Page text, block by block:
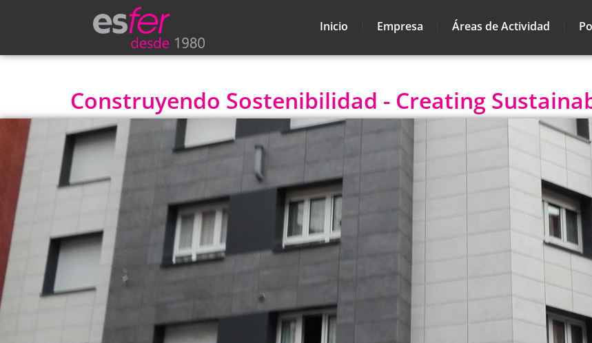
Inicio Empresa Áreas de Actividad
Construyendo Sostenibilidad - Creating